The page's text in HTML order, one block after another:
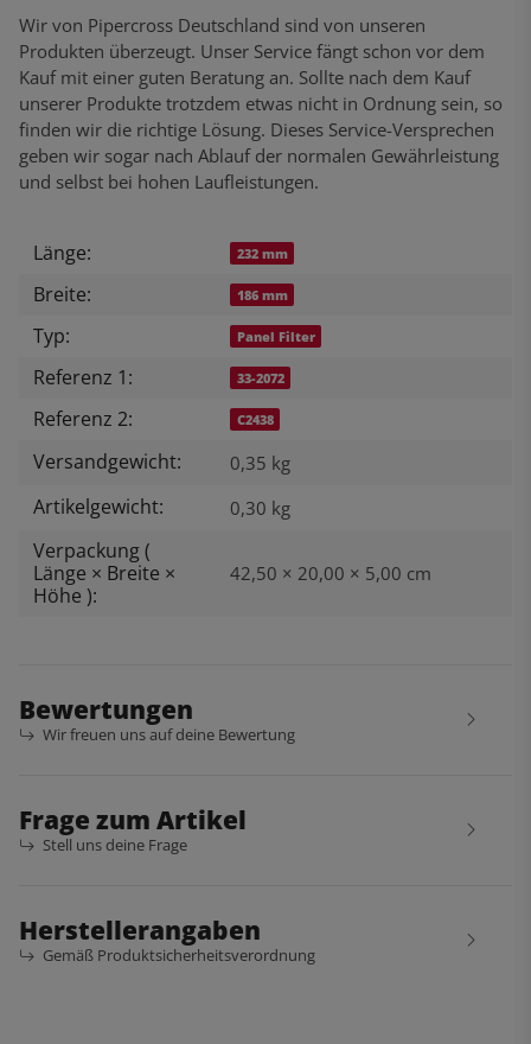
Wir von Pipercross Deutschland sind von unseren
Produkten überzeugt. Unser Service fängt schon vor dem
Kauf mit einer guten Beratung an. Sollte nach dem Kauf
unserer Produkte trotzdem etwas nicht in Ordnung sein, so
finden wir die richtige Lösung. Dieses Service-Versprechen
geben wir sogar nach Ablauf der normalen Gewährleistung
und selbst bei hohen Laufleistungen.
Produkteigenschaft
Wert
Länge: 232 mm
Breite: 186 mm
Typ: Panel Filter
Referenz 1: 33-2072
Referenz 2: C2438
Versandgewicht: 0,35 kg
Artikelgewicht: 0,30 kg
Verpackung (
Länge × Breite ×
Höhe ):
42,50 × 20,00 × 5,00 cm
Bewertungen
Wir freuen uns auf deine Bewertung
Frage zum Artikel
Stell uns deine Frage
Herstellerangaben
Gemäß Produktsicherheitsverordnung